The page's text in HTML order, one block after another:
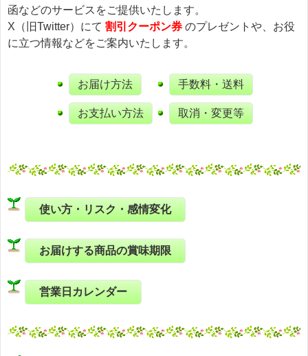
函などのサービスをご提供いたします。
X（旧Twitter）にて 割引クーポン券 のプレゼントや、お役
に立つ情報などをご案内いたします。
お届け方法
お支払い方法
手数料・送料
取消・変更等
使い方・リスク・感情変化
お届けする商品の賞味期限
営業日カレンダー